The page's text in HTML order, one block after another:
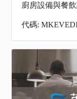
廚房設備與餐
代碼: